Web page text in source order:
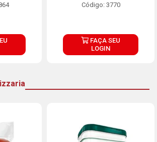
Código: 3770
FAÇA SEU
LOGIN